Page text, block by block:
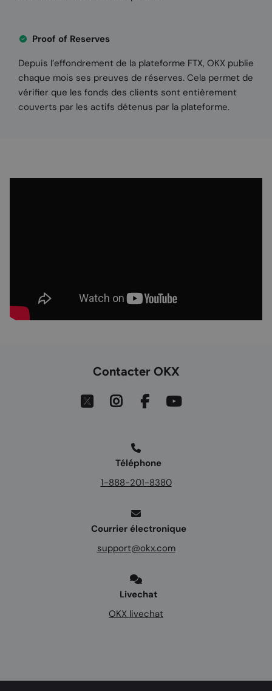
Proof of Reserves
Depuis l’effondrement de la plateforme FTX, OKX publie
chaque mois ses preuves de réserves. Cela permet de
vérifier que les fonds des clients sont entièrement
couverts par les actifs détenus par la plateforme.
Contacter OKX
Téléphone
1-888-201-8380
Courrier électronique
support@okx.com
Livechat
OKX livechat